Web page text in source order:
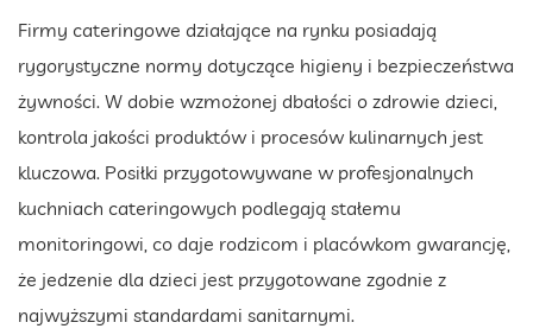
Firmy cateringowe działające na rynku posiadają
rygorystyczne normy dotyczące higieny i bezpieczeństwa
żywności. W dobie wzmożonej dbałości o zdrowie dzieci,
kontrola jakości produktów i procesów kulinarnych jest
kluczowa. Posiłki przygotowywane w profesjonalnych
kuchniach cateringowych podlegają stałemu
monitoringowi, co daje rodzicom i placówkom gwarancję,
że jedzenie dla dzieci jest przygotowane zgodnie z
najwyższymi standardami sanitarnymi.